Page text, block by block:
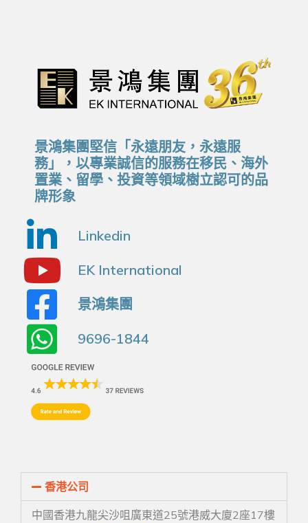
景鴻集團堅信「永遠朋友，永遠服
務」，以專業誠信的服務在移民、海外
置業、留學、投資等領域樹立認可的品
牌形象
Linkedin
EK International
景鴻集團
9696-1844
香港公司
中國香港九龍尖沙咀廣東道25號港威大廈2座17樓